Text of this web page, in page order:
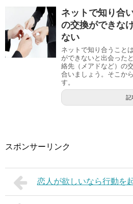
ネットで知り合
の交換ができな
ない
ネットで知り合うこと
ができないと出会った
絡先（メアドなど）の
合いましょう。そこか
す。
記
スポンサーリンク
恋人が欲しいなら行動を